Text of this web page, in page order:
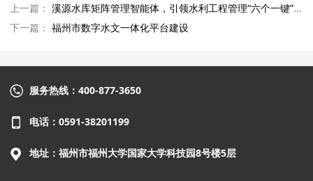
上一篇：溪源水库矩阵管理智能体，引领水利工程管理“六个一键”变革
下一篇：福州市数字水文一体化平台建设
服务热线：400-877-3650
电话：0591-38201199
地址：福州市福州大学国家大学科技园8号楼5层